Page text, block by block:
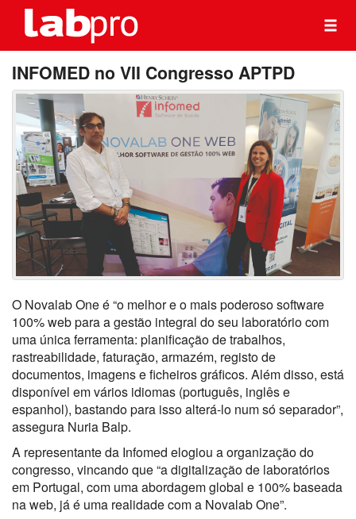
INFOMED no VII Congresso APTPD
O Novalab One é “o melhor e o mais poderoso software
100% web para a gestão integral do seu laboratório com
uma única ferramenta: planificação de trabalhos,
rastreabilidade, faturação, armazém, registo de
documentos, imagens e ficheiros gráficos. Além disso, está
disponível em vários idiomas (português, inglês e
espanhol), bastando para isso alterá-lo num só separador”,
assegura Nuria Balp.
A representante da Infomed elogiou a organização do
congresso, vincando que “a digitalização de laboratórios
em Portugal, com uma abordagem global e 100% baseada
na web, já é uma realidade com a Novalab One”.